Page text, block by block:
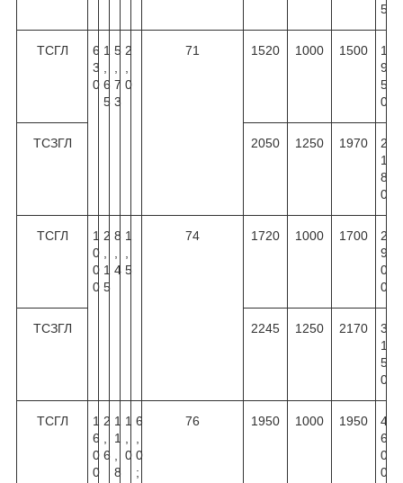
5
ТСГЛ
6
3
0
1
6
5
5
7
3
2
0
71 1520 1000 1500
1
9
5
0
ТСЗГЛ 2050 1250 1970
2
1
8
0
ТСГЛ
1
0
0
0
2
1
5
8
4
1
5
74 1720 1000 1700
2
9
0
0
ТСЗГЛ 2245 1250 2170
3
1
5
0
ТСГЛ
1
6
0
0
2
6
1
1
8
1
0
6
0
;
76 1950 1000 1950
4
6
0
0